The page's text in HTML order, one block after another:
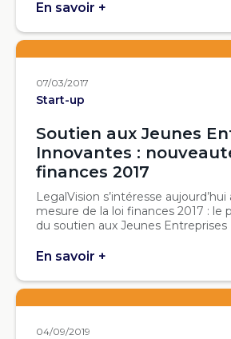
En savoir +
07/03/2017
Start-up
Soutien aux Jeunes
Innovantes :
finances 2017
LegalVision s’intéresse
mesure de la loi finances 2017 : le
du soutien aux Jeunes
En savoir +
04/09/2019